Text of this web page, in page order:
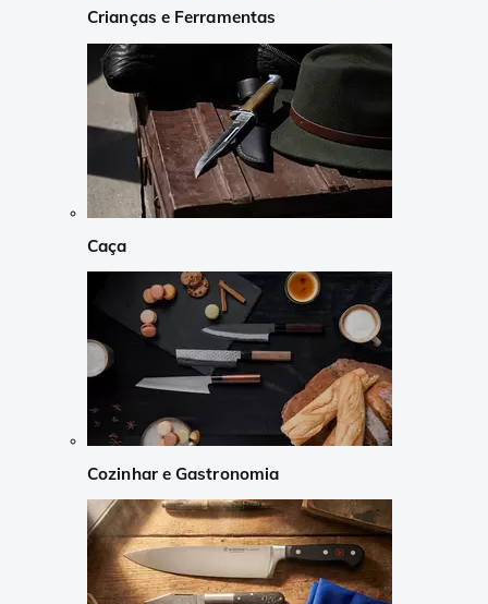
Crianças e Ferramentas
Caça
Cozinhar e Gastronomia